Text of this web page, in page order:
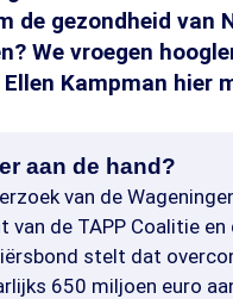
de gezondheid van
We vroegen
Kampman hier
aan de hand?
van de
van de TAPP Coalitie en
stelt dat
650 miljoen euro